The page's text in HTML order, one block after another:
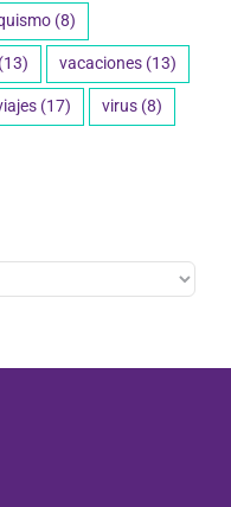
(8)
(13) vacaciones (13)
(17) virus (8)